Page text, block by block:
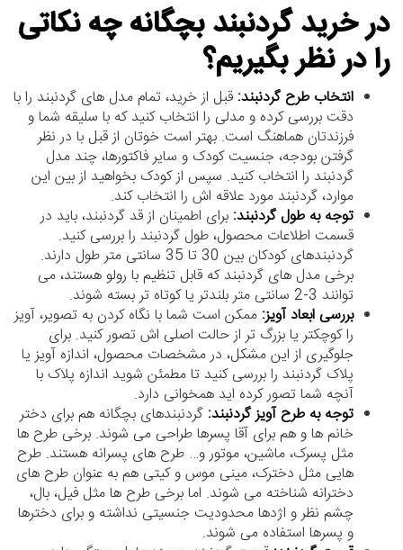
در خرید گردنبند بچگانه چه نکاتی
را در نظر بگیریم؟
انتخاب طرح گردنبند: قبل از خرید، تمام مدل های گردنبند را با
دقت بررسی کرده و مدلی را انتخاب کنید که با سلیقه شما و
فرزندتان هماهنگ است. بهتر است خوتان از قبل با در نظر
گرفتن بودجه، جنسیت کودک و سایر فاکتورها، چند مدل
گردنبند را انتخاب کنید. سپس از کودک بخواهید از بین این
موارد، گردنبند مورد علاقه اش را انتخاب کند.
توجه به طول گردنبند: برای اطمینان از قد گردنبند، باید در
قسمت اطلاعات محصول، طول گردنبند را بررسی کنید.
گردنبندهای کودکان بین 30 تا 35 سانتی متر طول دارند.
برخی مدل های گردنبند که قابل تنظیم با رولو هستند، می
توانند 3-2 سانتی متر بلندتر یا کوتاه تر بسته شوند.
بررسی ابعاد آویز: ممکن است شما با نگاه کردن به تصویر، آویز
را کوچکتر یا بزرگ تر از حالت اصلی اش تصور کنید. برای
جلوگیری از این مشکل، در مشخصات محصول، اندازه آویز یا
پلاک گردنبند را بررسی کنید تا مطمئن شوید اندازه پلاک با
آنچه شما تصور کرده اید همخوانی دارد.
توجه به طرح آویز گردنبند: گردنبندهای بچگانه هم برای دختر
خانم ها و هم برای آقا پسرها طراحی می شوند. برخی طرح ها
مثل پسرک، ماشین، موتور و… طرح های پسرانه هستند. طرح
هایی مثل دخترک، مینی موس و کیتی هم به عنوان طرح های
دخترانه شناخته می شوند. اما برخی طرح ها مثل فیل، بال،
چشم نظر و اژدها محدودیت جنسیتی نداشته و برای دخترها
و پسرها استفاده می شوند.